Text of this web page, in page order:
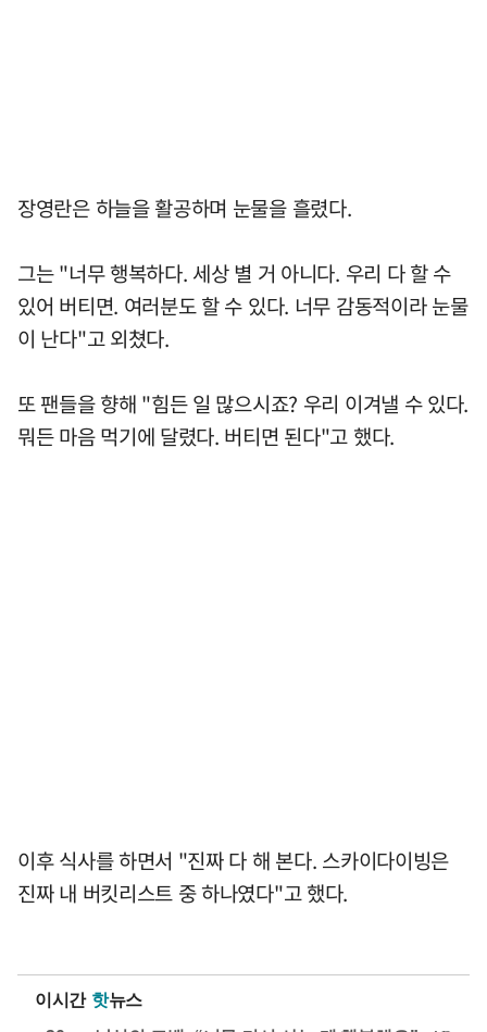
장영란은 하늘을 활공하며 눈물을 흘렸다.
그는 "너무 행복하다. 세상 별 거 아니다. 우리 다 할 수
있어 버티면. 여러분도 할 수 있다. 너무 감동적이라 눈물
이 난다"고 외쳤다.
또 팬들을 향해 "힘든 일 많으시죠? 우리 이겨낼 수 있다.
뭐든 마음 먹기에 달렸다. 버티면 된다"고 했다.
이후 식사를 하면서 "진짜 다 해 본다. 스카이다이빙은
진짜 내 버킷리스트 중 하나였다"고 했다.
이시간 핫뉴스